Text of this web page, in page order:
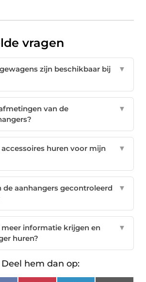
vragen
zijn beschikbaar bij
▼
van de
▼
huren voor mijn
▼
de aanhangers gecontroleerd
▼
informatie krijgen en
huren?
▼
hem dan op: